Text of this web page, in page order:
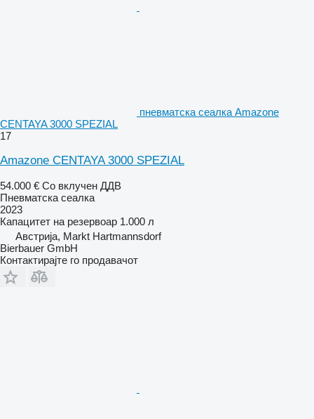
пневматска сеалка Amazone
CENTAYA 3000 SPEZIAL
17
Amazone CENTAYA 3000 SPEZIAL
54.000 € Со вклучен ДДВ
Пневматска сеалка
2023
Капацитет на резервоар 1.000 л
Австрија, Markt Hartmannsdorf
Bierbauer GmbH
Контактирајте го продавачот